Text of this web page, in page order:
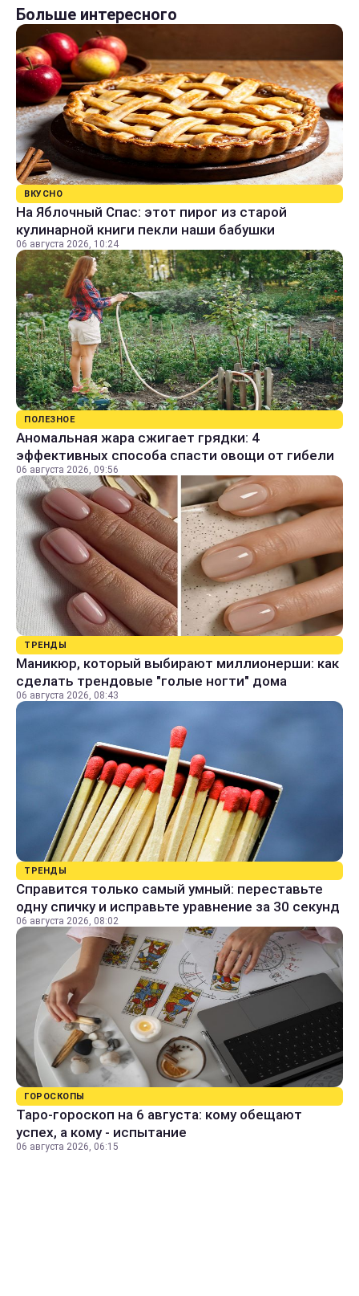
Больше интересного
ВКУСНО
На Яблочный Спас: этот пирог из старой
кулинарной книги пекли наши бабушки
06 августа 2026, 10:24
ПОЛЕЗНОЕ
Аномальная жара сжигает грядки: 4
эффективных способа спасти овощи от гибели
06 августа 2026, 09:56
ТРЕНДЫ
Маникюр, который выбирают миллионерши: как
сделать трендовые "голые ногти" дома
06 августа 2026, 08:43
ТРЕНДЫ
Справится только самый умный: переставьте
одну спичку и исправьте уравнение за 30 секунд
06 августа 2026, 08:02
ГОРОСКОПЫ
Таро-гороскоп на 6 августа: кому обещают
успех, а кому - испытание
06 августа 2026, 06:15